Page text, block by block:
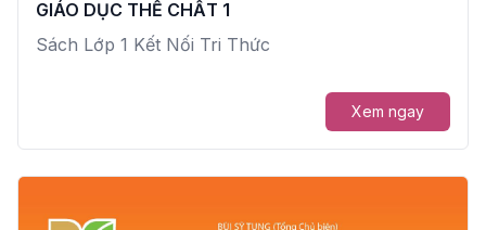
GIÁO DỤC THỂ CHẤT 1
Sách Lớp 1 Kết Nối Tri Thức
Xem ngay